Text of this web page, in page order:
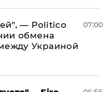
— Politico
обмена
Украиной
07:00